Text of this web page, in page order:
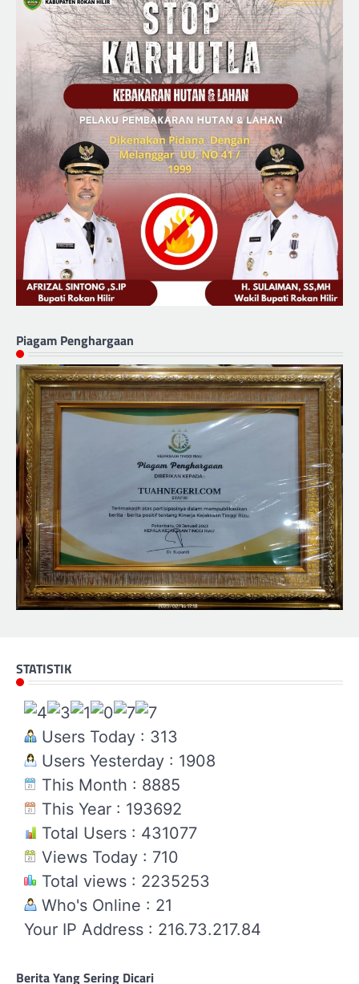
Piagam Penghargaan
STATISTIK
Users Today : 313
Users Yesterday : 1908
This Month : 8885
This Year : 193692
Total Users : 431077
Views Today : 710
Total views : 2235253
Who's Online : 21
Your IP Address : 216.73.217.84
Berita Yang Sering Dicari